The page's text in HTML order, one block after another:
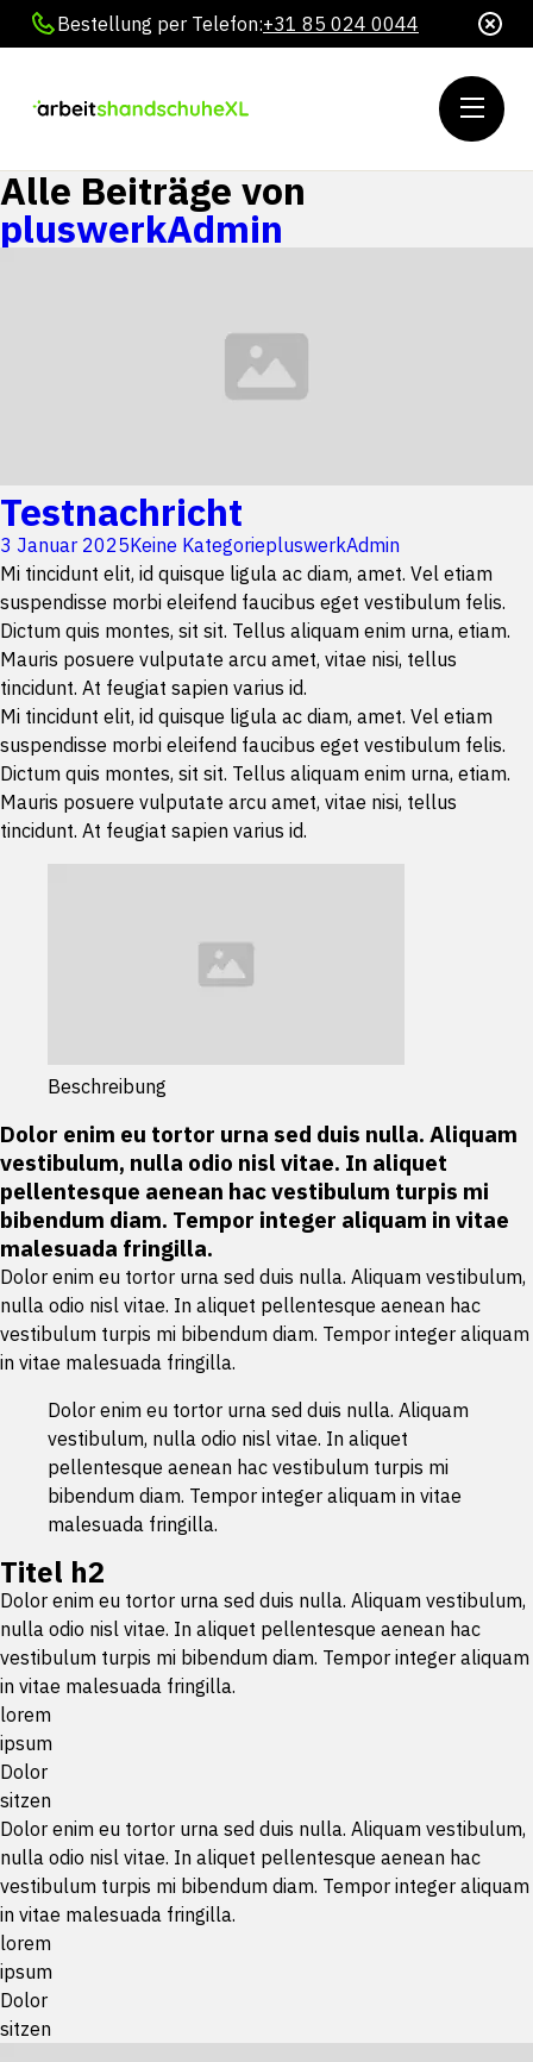
Bestellung per Telefon:+31 85 024 0044
Alle Beiträge von
pluswerkAdmin
Testnachricht
3 Januar 2025Keine KategoriepluswerkAdmin
Mi tincidunt elit, id quisque ligula ac diam, amet. Vel etiam
suspendisse morbi eleifend faucibus eget vestibulum felis.
Dictum quis montes, sit sit. Tellus aliquam enim urna, etiam.
Mauris posuere vulputate arcu amet, vitae nisi, tellus
tincidunt. At feugiat sapien varius id.
Mi tincidunt elit, id quisque ligula ac diam, amet. Vel etiam
suspendisse morbi eleifend faucibus eget vestibulum felis.
Dictum quis montes, sit sit. Tellus aliquam enim urna, etiam.
Mauris posuere vulputate arcu amet, vitae nisi, tellus
tincidunt. At feugiat sapien varius id.
Beschreibung
Dolor enim eu tortor urna sed duis nulla. Aliquam
vestibulum, nulla odio nisl vitae. In aliquet
pellentesque aenean hac vestibulum turpis mi
bibendum diam. Tempor integer aliquam in vitae
malesuada fringilla.
Dolor enim eu tortor urna sed duis nulla. Aliquam vestibulum,
nulla odio nisl vitae. In aliquet pellentesque aenean hac
vestibulum turpis mi bibendum diam. Tempor integer aliquam
in vitae malesuada fringilla.
Dolor enim eu tortor urna sed duis nulla. Aliquam
vestibulum, nulla odio nisl vitae. In aliquet
pellentesque aenean hac vestibulum turpis mi
bibendum diam. Tempor integer aliquam in vitae
malesuada fringilla.
Titel h2
Dolor enim eu tortor urna sed duis nulla. Aliquam vestibulum,
nulla odio nisl vitae. In aliquet pellentesque aenean hac
vestibulum turpis mi bibendum diam. Tempor integer aliquam
in vitae malesuada fringilla.
lorem
ipsum
Dolor
sitzen
Dolor enim eu tortor urna sed duis nulla. Aliquam vestibulum,
nulla odio nisl vitae. In aliquet pellentesque aenean hac
vestibulum turpis mi bibendum diam. Tempor integer aliquam
in vitae malesuada fringilla.
lorem
ipsum
Dolor
sitzen